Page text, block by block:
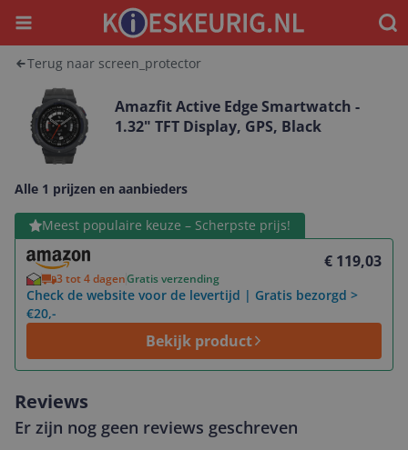
Menu
Terug naar screen_protector
Amazfit Active Edge Smartwatch -
1.32" TFT Display, GPS, Black
Alle 1 prijzen en aanbieders
Meest populaire keuze – Scherpste prijs!
€ 119,03
3 tot 4 dagenGratis verzending
Check de website voor de levertijd | Gratis bezorgd >
€20,-
Bekijk product
Bekijk product
Reviews
Er zijn nog geen reviews geschreven